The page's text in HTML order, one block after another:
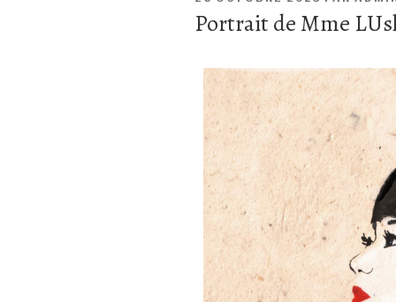
Portrait de Mme